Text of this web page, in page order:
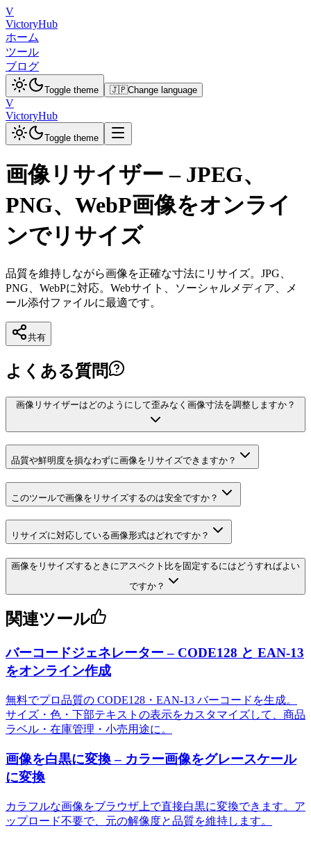
V
VictoryHub
ホーム
ツール
ブログ
Toggle theme 🇯🇵Change language
V
VictoryHub
Toggle theme
画像リサイザー – JPEG、
PNG、WebP画像をオンライ
ンでリサイズ
品質を維持しながら画像を正確な寸法にリサイズ。JPG、
PNG、WebPに対応。Webサイト、ソーシャルメディア、メ
ール添付ファイルに最適です。
共有
よくある質問
画像リサイザーはどのようにして歪みなく画像寸法を調整しますか？
品質や鮮明度を損なわずに画像をリサイズできますか？
このツールで画像をリサイズするのは安全ですか？
リサイズに対応している画像形式はどれですか？
画像をリサイズするときにアスペクト比を固定するにはどうすればよい
ですか？
関連ツール
バーコードジェネレーター – CODE128 と EAN-13
をオンライン作成
無料でプロ品質の CODE128・EAN-13 バーコードを生成。
サイズ・色・下部テキストの表示をカスタマイズして、商品
ラベル・在庫管理・小売用途に。
画像を白黒に変換 – カラー画像をグレースケール
に変換
カラフルな画像をブラウザ上で直接白黒に変換できます。ア
ップロード不要で、元の解像度と品質を維持します。